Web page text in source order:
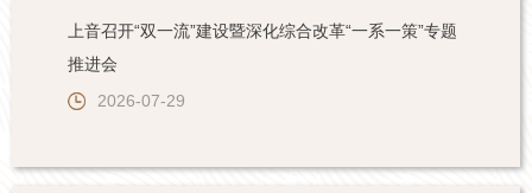
上音召开“双一流”建设暨深化综合改革“一系一策”专题
推进会
2026-07-29